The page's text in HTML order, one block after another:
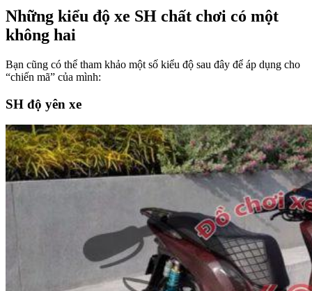
Những kiểu độ xe SH chất chơi có một
không hai
Bạn cũng có thể tham khảo một số kiểu độ sau đây để áp dụng cho
“chiến mã” của mình:
SH độ yên xe